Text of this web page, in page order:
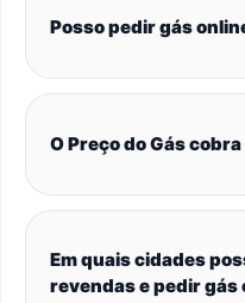
Posso pedir gás
O Preço do Gás
Em quais cidades
revendas e pedir gás